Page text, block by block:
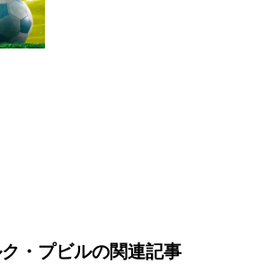
・プビルの関連記事